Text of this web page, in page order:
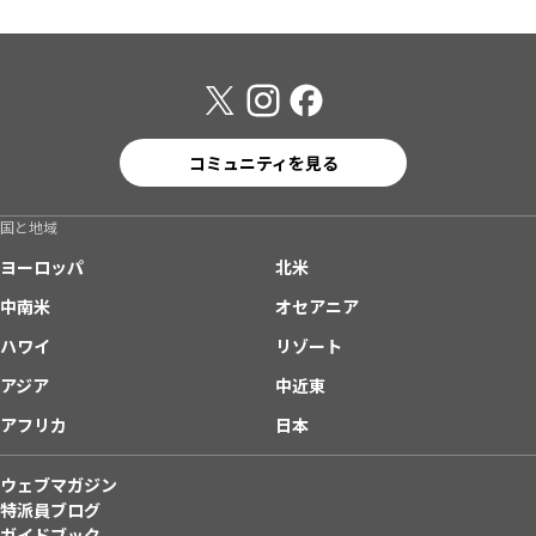
コミュニティを見る
国と地域
ヨーロッパ
北米
中南米
オセアニア
ハワイ
リゾート
アジア
中近東
アフリカ
日本
ウェブマガジン
特派員ブログ